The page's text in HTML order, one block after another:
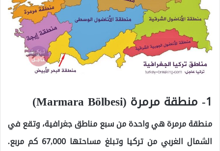
1- منطقة مرمرة (Marmara Bölbesi)
منطقة مرمرة هي واحدة من سبع مناطق جغرافية، وتقع في
الشمال الغربي من تركيا وتبلغ مساحتها 67,000 كم مربع.